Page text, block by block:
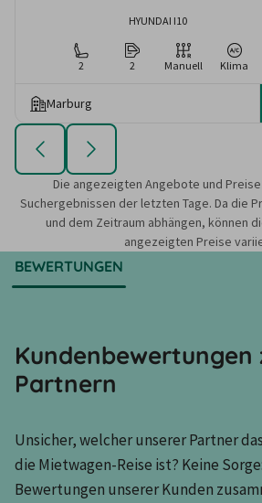
HYUNDAI I10
2 2 Manuell Klima
Marburg
Die angezeigten Angebote und
Suchergebnissen der letzten Tage. Da die
und dem Zeitraum abhängen, können
angezeigten Preise
BEWERTUNGEN
Kundenbewertungen
Partnern
Unsicher, welcher unserer Partner
die Mietwagen-Reise ist? Keine
Bewertungen unserer Kunden